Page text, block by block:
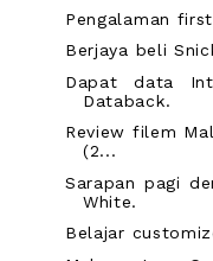
Pengalaman
Berjaya beli
Dapat data
Databack.
Review filem
(2...
Sarapan pagi
White.
Belajar